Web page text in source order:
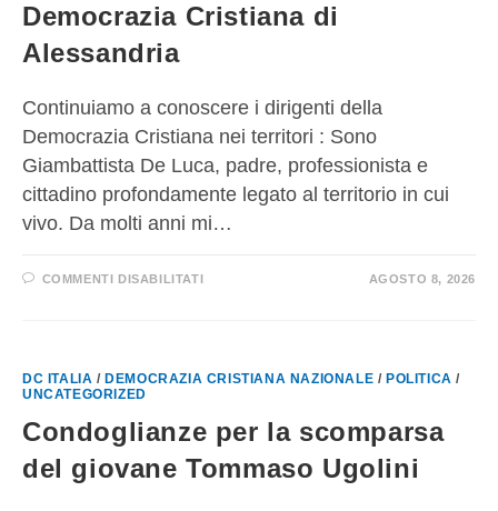
Democrazia Cristiana di
Alessandria
Continuiamo a conoscere i dirigenti della
Democrazia Cristiana nei territori : Sono
Giambattista De Luca, padre, professionista e
cittadino profondamente legato al territorio in cui
vivo. Da molti anni mi…
COMMENTI DISABILITATI AGOSTO 8, 2026
DC ITALIA / DEMOCRAZIA CRISTIANA NAZIONALE / POLITICA /
UNCATEGORIZED
Condoglianze per la scomparsa
del giovane Tommaso Ugolini